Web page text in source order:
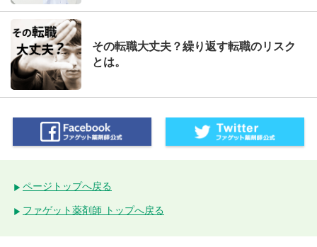
その転職大丈夫？繰り返す転職のリスク
とは。
ページトップへ戻る
ファゲット薬剤師 トップへ戻る